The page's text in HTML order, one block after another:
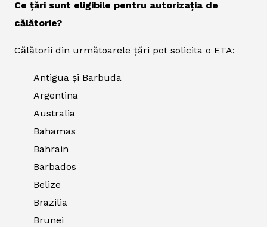
Ce țări sunt eligibile pentru autorizația de
călătorie?
Călătorii din următoarele țări pot solicita o ETA:
Antigua și Barbuda
Argentina
Australia
Bahamas
Bahrain
Barbados
Belize
Brazilia
Brunei